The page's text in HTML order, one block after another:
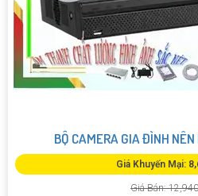
BỘ CAMERA GIA ĐÌNH
Giá Khuyến Mại:
Giá Bán: